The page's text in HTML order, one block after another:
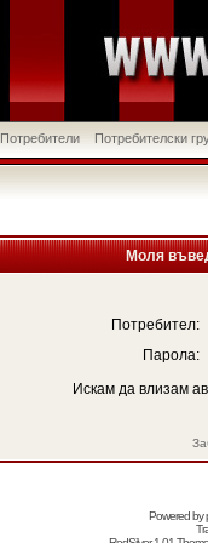
Потребители Потребителски
Моля
Потребител:
Парола:
Искам да влизам
Powered by